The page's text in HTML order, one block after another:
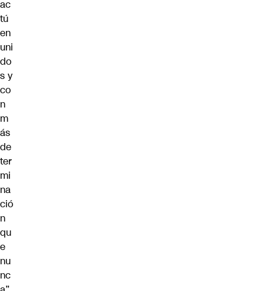
ac
tú
en
uni
do
s y
co
n
m
ás
de
ter
mi
na
ció
n
qu
e
nu
nc